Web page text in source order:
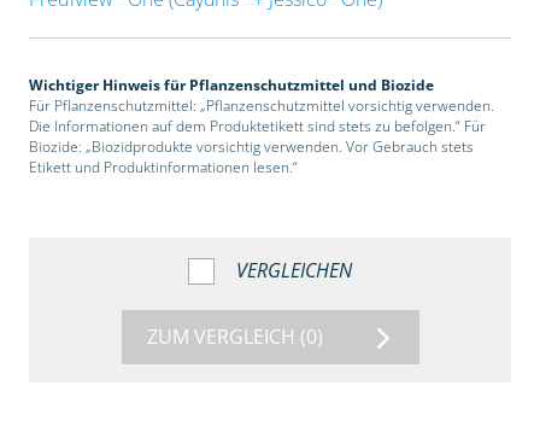
Wichtiger Hinweis für Pflanzenschutzmittel und Biozide
Für Pflanzenschutzmittel: „Pflanzenschutzmittel vorsichtig verwenden.
Die Informationen auf dem Produktetikett sind stets zu befolgen.“ Für
Biozide: „Biozidprodukte vorsichtig verwenden. Vor Gebrauch stets
Etikett und Produktinformationen lesen.“
VERGLEICHEN
ZUM VERGLEICH (0)